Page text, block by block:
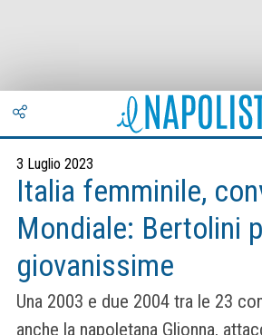
3 Luglio 2023
Italia femminile,
Mondiale: Bertolini
giovanissime
Una 2003 e due 2004 tra le 23
anche la napoletana Glionna,